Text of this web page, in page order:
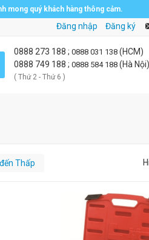
mong quý khách hàng thông cảm.
Đăng nhập Đăng ký
0888 273 188 ; 0888 031 138 (HCM)
0888 749 188 ; 0888 584 188 (Hà Nội)
( Thứ 2 - Thứ 6 )
Thấp